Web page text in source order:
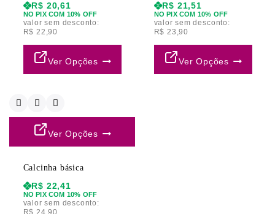
R$ 20,61
NO PIX COM 10% OFF
valor sem desconto:
R$ 22,90
Ver Opções
R$ 21,51
NO PIX COM 10% OFF
valor sem desconto:
R$ 23,90
Ver Opções
Ver Opções
Calcinha básica
R$ 22,41
NO PIX COM 10% OFF
valor sem desconto: